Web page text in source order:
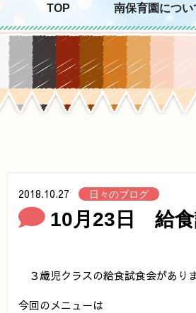
TOP 南保育園につい
2018.10.27 日々のブログ
10月23日 給食
３歳児クラスの給食試食会があり
今回のメニューは